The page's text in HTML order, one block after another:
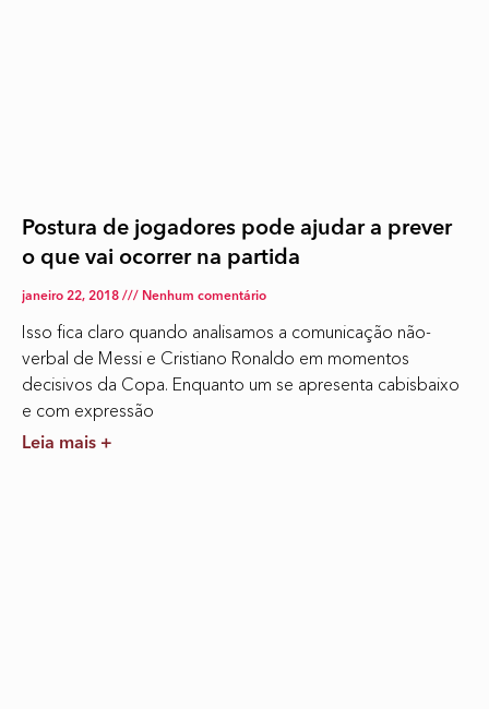
Postura de jogadores pode ajudar a prever
o que vai ocorrer na partida
janeiro 22, 2018 Nenhum comentário
Isso fica claro quando analisamos a comunicação não-
verbal de Messi e Cristiano Ronaldo em momentos
decisivos da Copa. Enquanto um se apresenta cabisbaixo
e com expressão
Leia mais +